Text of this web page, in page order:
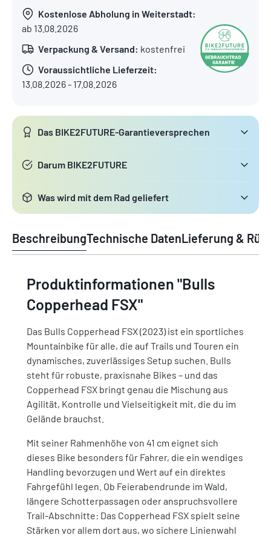
Kostenlose Abholung in Weiterstadt:
ab 13.08.2026
Verpackung & Versand: kostenfrei
Voraussichtliche Lieferzeit:
13.08.2026 - 17.08.2026
Das BIKE2FUTURE-Garantieversprechen
Darum BIKE2FUTURE
Was wird mit dem Rad geliefert
BeschreibungTechnische DatenLieferung &
Produktinformationen "Bulls
Copperhead FSX"
Das Bulls Copperhead FSX (2023) ist ein sportliches
Mountainbike für alle, die auf Trails und Touren ein
dynamisches, zuverlässiges Setup suchen. Bulls
steht für robuste, praxisnahe Bikes – und das
Copperhead FSX bringt genau die Mischung aus
Agilität, Kontrolle und Vielseitigkeit mit, die du im
Gelände brauchst.
Mit seiner Rahmenhöhe von 41 cm eignet sich
dieses Bike besonders für Fahrer, die ein wendiges
Handling bevorzugen und Wert auf ein direktes
Fahrgefühl legen. Ob Feierabendrunde im Wald,
längere Schotterpassagen oder anspruchsvollere
Trail-Abschnitte: Das Copperhead FSX spielt seine
Stärken vor allem dort aus, wo sichere Linienwahl